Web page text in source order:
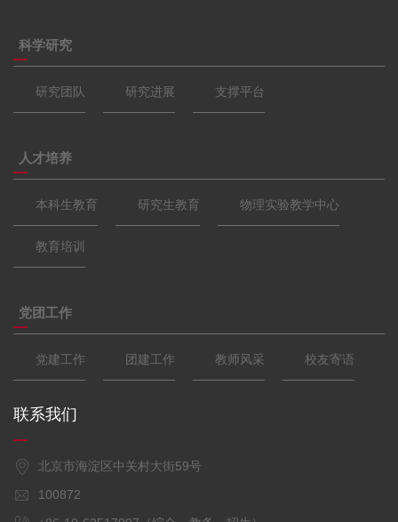
科学研究
研究团队 研究进展 支撑平台
人才培养
本科生教育 研究生教育 物理实验教学中心
教育培训
党团工作
党建工作 团建工作 教师风采 校友寄语
联系我们
北京市海淀区中关村大街59号
100872